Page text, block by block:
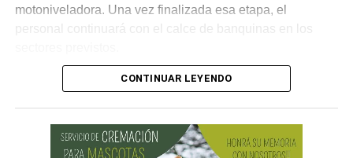
motoniveladora. Una vez finalizada esa etapa, el
personal continuará con el calce de banquinas en los
CONTINUAR LEYENDO